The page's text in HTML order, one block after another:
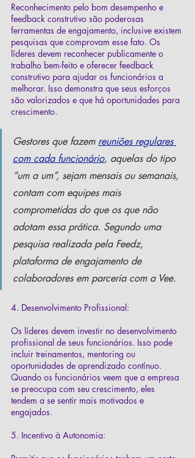
Reconhecimento pelo bom desempenho e
feedback construtivo são poderosas
ferramentas de engajamento, inclusive existem
pesquisas que comprovam esse fato. Os
líderes devem reconhecer publicamente o
trabalho bem-feito e oferecer feedback
construtivo para ajudar os funcionários a
melhorar. Isso demonstra que seus esforços
são valorizados e que há oportunidades para
crescimento.
Gestores que fazem reuniões regulares
com cada funcionário, aquelas do tipo
“um a um”, sejam mensais ou semanais,
contam com equipes mais
comprometidas do que os que não
adotam essa prática. Segundo uma
pesquisa realizada pela Feedz,
plataforma de engajamento de
colaboradores em parceria com a Vee.
4. Desenvolvimento Profissional:
Os líderes devem investir no desenvolvimento
profissional de seus funcionários. Isso pode
incluir treinamentos, mentoring ou
oportunidades de aprendizado contínuo.
Quando os funcionários veem que a empresa
se preocupa com seu crescimento, eles
tendem a se sentir mais motivados e
engajados.
5. Incentivo à Autonomia: